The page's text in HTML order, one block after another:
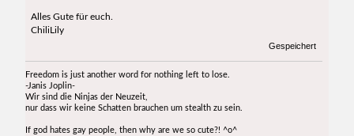
Alles Gute für euch.
ChiliLily
Gespeichert
Freedom is just another word for nothing left to lose.
-Janis Joplin-
Wir sind die Ninjas der Neuzeit,
nur dass wir keine Schatten brauchen um stealth zu sein.
If god hates gay people, then why are we so cute?! ^o^